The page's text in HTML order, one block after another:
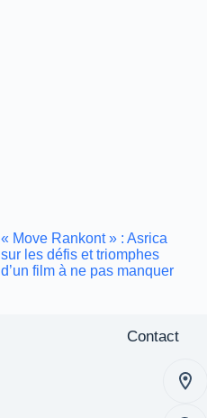
« Move Rankont » : Asrica
sur les défis et triomphes
d’un film à ne pas manquer
Contact